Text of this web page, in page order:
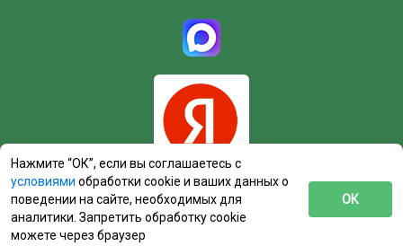
Нажмите “ОК”, если вы соглашаетесь с
условиями обработки cookie и ваших данных о
поведении на сайте, необходимых для
аналитики. Запретить обработку cookie
можете через браузер
ОК